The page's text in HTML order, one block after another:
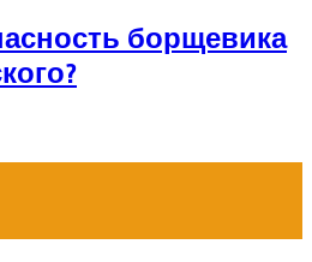
борщевика